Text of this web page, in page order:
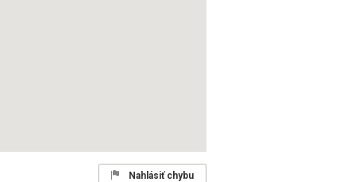
Nahlásiť chybu